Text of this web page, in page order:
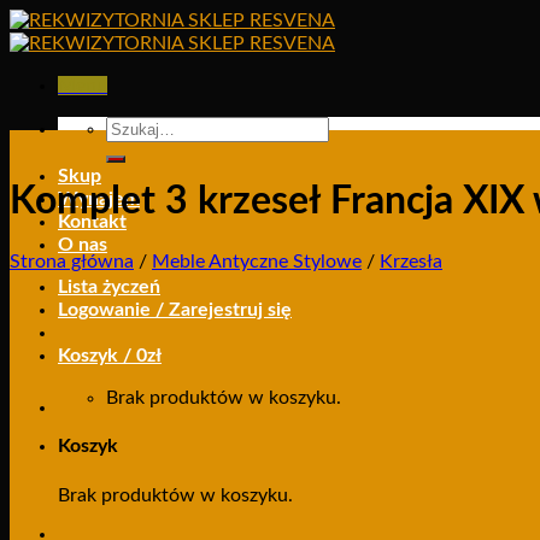
Skip
to
Szukaj:
Skup
Wynajem
Kontakt
O nas
Lista życzeń
Logowanie / Zarejestruj się
Koszyk / 0zł
Brak produktów w koszyku.
Koszyk
Brak produktów w koszyku.
Komplet 3 krzeseł Francja XIX
Strona główna / Meble Antyczne Stylowe / Krzesła